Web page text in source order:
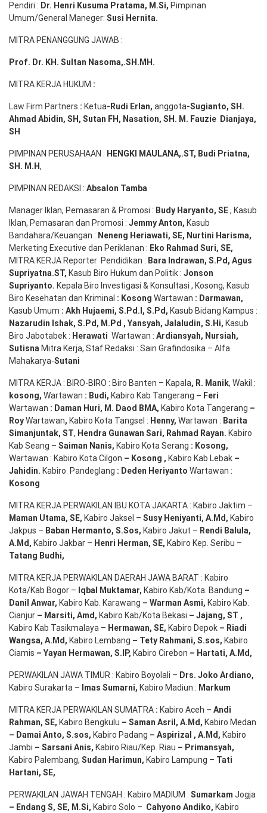
Pendiri : Dr. Henri Kusuma Pratama, M.Si, Pimpinan
Umum/General Maneger: Susi Hernita.
MITRA PENANGGUNG JAWAB :
Prof. Dr. KH. Sultan Nasoma,.SH.MH.
MITRA KERJA HUKUM :
Law Firm Partners : Ketua-Rudi Erlan, anggota-Sugianto, SH.
Ahmad Abidin, SH, Sutan FH, Nasation, SH. M. Fauzie Dianjaya,
SH
PIMPINAN PERUSAHAAN : HENGKI MAULANA,.ST, Budi Priatna,
SH . M.H,
PIMPINAN REDAKSI : Absalon Tamba
Manager Iklan, Pemasaran & Promosi : Budy Haryanto, SE, Kasub
Iklan, Pemasaran dan Promosi : Jemmy Anton, Kasub
Bandahara/Keuangan : Neneng Heriawati, SE, Nurtini Harisma,
Merketing Executive dan Periklanan : Eko Rahmad Suri, SE,
MITRA KERJA Reporter Pendidikan : Bara Indrawan, S.Pd , Agus
Supriyatna.ST, Kasub Biro Hukum dan Politik : Jonson
Supriyanto. Kepala Biro Investigasi & Konsultasi , Kosong, Kasub
Biro Kesehatan dan Kriminal : Kosong Wartawan : Darmawan,
Kasub Umum : Akh Hujaemi, S.Pd.I, S.Pd , Kasub Bidang Kampus :
Nazarudin Ishak, S.Pd , M.Pd , Yansyah, Jalaludin, S.Hi, Kasub
Biro Jabotabek : Herawati Wartawan : Ardiansyah, Nursiah,
Sutisna Mitra Kerja, Staf Redaksi : Sain Grafindosika – Alfa
Mahakarya-Sutani
MITRA KERJA : BIRO-BIRO : Biro Banten – Kapala, R. Manik, Wakil :
kosong, Wartawan : Budi, Kabiro Kab Tangerang – Feri
Wartawan : Daman Huri, M. Daod BMA, Kabiro Kota Tangerang –
RoyWartawan, Kabiro Kota Tangsel : Henny, Wartawan : Barita
Simanjuntak, ST, Hendra Gunawan Sari, Rahmad Rayan. Kabiro
Kab Seang – Saiman Nanis, Kabiro Kota Serang : Kosong,
Wartawan : Kabiro Kota Cilgon – Kosong , Kabiro Kab Lebak –
Jahidin. Kabiro Pandeglang : Deden Heriyanto Wartawan :
Kosong
MITRA KERJA PERWAKILAN IBU KOTA JAKARTA : Kabiro Jaktim –
Maman Utama, SE, Kabiro Jaksel – Susy Heniyanti, A.Md , Kabiro
Jakpus – Baban Hermanto, S.Sos, Kabiro Jakut – Rendi Balula,
A.Md , Kabiro Jakbar – Henri Herman, SE, Kabiro Kep. Seribu –
Tatang Budhi,
MITRA KERJA PERWAKILAN DAERAH JAWA BARAT : Kabiro
Kota/Kab Bogor – Iqbal Muktamar, Kabiro Kab/Kota. Bandung –
Danil Anwar, Kabiro Kab. Karawang – Warman Asmi, Kabiro Kab.
Cianjur – Marsiti, Amd , Kabiro Kab/Kota Bekasi – Jajang, ST ,
Kabiro Kab Tasikmalaya – Hermawan, SE, Kabiro Depok – Riadi
Wangsa, A.Md , Kabiro Lembang – Tety Rahmani, S.sos, Kabiro
Ciamis – Yayan Hermawan, S.IP, Kabiro Cirebon – Hartati, A.Md ,
PERWAKILAN JAWA TIMUR : Kabiro Boyolali – Drs. Joko Ardiano,
Kabiro Surakarta – Imas Sumarni, Kabiro Madiun : Markum
MITRA KERJA PERWAKILAN SUMATRA : Kabiro Aceh – Andi
Rahman, SE, Kabiro Bengkulu – Saman Asril , A.Md , Kabiro Medan
– Damai Anto, S.sos, Kabiro Padang – Aspirizal , A.Md , Kabiro
Jambi – Sarsani Anis, Kabiro Riau/Kep. Riau – Primansyah,
Kabiro Palembang, Sudan Harimun, Kabiro Lampung – Tati
Hartani, SE,
PERWAKILAN JAWAH TENGAH : Kabiro MADIUM : Sumarkam Jogja
– Endang S, SE, M.Si, Kabiro Solo – Cahyono Andiko, Kabiro